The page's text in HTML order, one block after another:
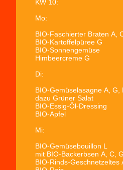
KW 10:
Mo:
BIO-Faschierter Braten A,
BIO-Kartoffelpüree G
BIO-Sonnengemüse
Himbeercreme G
Di:
BIO-Gemüselasagne A, G,
dazu Grüner Salat
BIO-Essig-Öl-Dressing
BIO-Apfel
Mi:
BIO-Gemüsebouillon L
mit BIO-Backerbsen A, C,
BIO-Rinds-Geschnetzeltes